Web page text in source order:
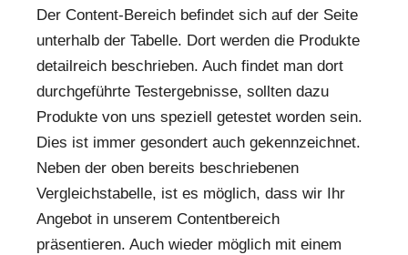
Der Content-Bereich befindet sich auf der Seite
unterhalb der Tabelle. Dort werden die Produkte
detailreich beschrieben. Auch findet man dort
durchgeführte Testergebnisse, sollten dazu
Produkte von uns speziell getestet worden sein.
Dies ist immer gesondert auch gekennzeichnet.
Neben der oben bereits beschriebenen
Vergleichstabelle, ist es möglich, dass wir Ihr
Angebot in unserem Contentbereich
präsentieren. Auch wieder möglich mit einem